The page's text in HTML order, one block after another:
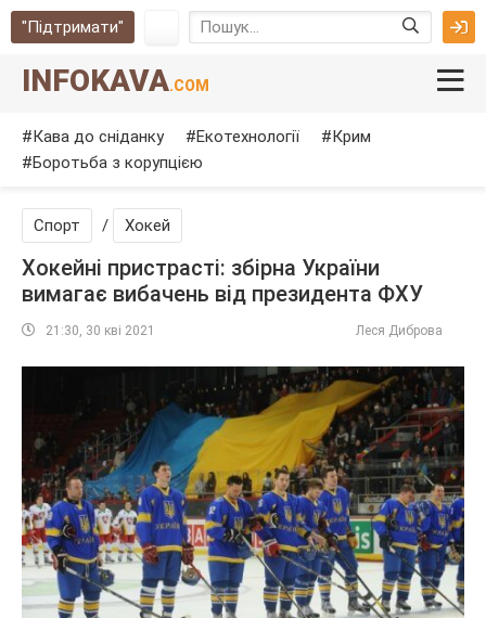
"Підтримати"
INFOKAVA.COM
Кава до сніданку Екотехнології
Крим
Боротьба з корупцією
Спорт / Хокей
Хокейні пристрасті: збірна України
вимагає вибачень від президента ФХУ
21:30, 30 кві 2021 Леся Диброва